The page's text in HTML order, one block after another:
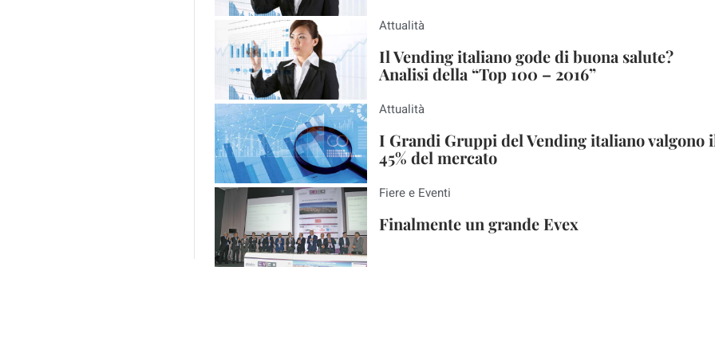
Attualità
Il Vending italiano gode di buona salute?
Analisi della “Top 100 – 2016”
Attualità
I Grandi Gruppi del Vending italiano valgono
45% del mercato
Fiere e Eventi
Finalmente un grande Evex